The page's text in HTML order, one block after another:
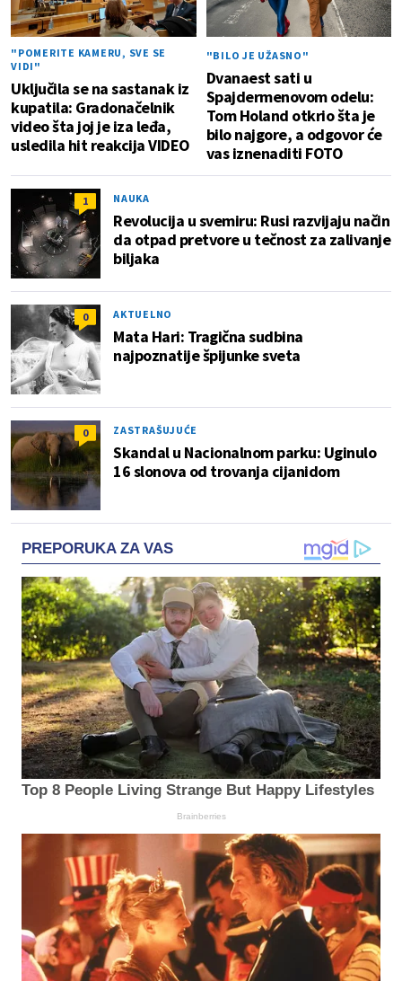
"POMERITE KAMERU, SVE SE
VIDI"
Uključila se na sastanak iz
kupatila: Gradonačelnik
video šta joj je iza leđa,
usledila hit reakcija VIDEO
"BILO JE UŽASNO"
Dvanaest sati u
Spajdermenovom odelu:
Tom Holand otkrio šta je
bilo najgore, a odgovor će
vas iznenaditi FOTO
1 NAUKA
Revolucija u svemiru: Rusi razvijaju način
da otpad pretvore u tečnost za zalivanje
biljaka
0 AKTUELNO
Mata Hari: Tragična sudbina
najpoznatije špijunke sveta
0 ZASTRAŠUJUĆE
Skandal u Nacionalnom parku: Uginulo
16 slonova od trovanja cijanidom
PREPORUKA ZA VAS
Top 8 People Living Strange But Happy Lifestyles
Brainberries